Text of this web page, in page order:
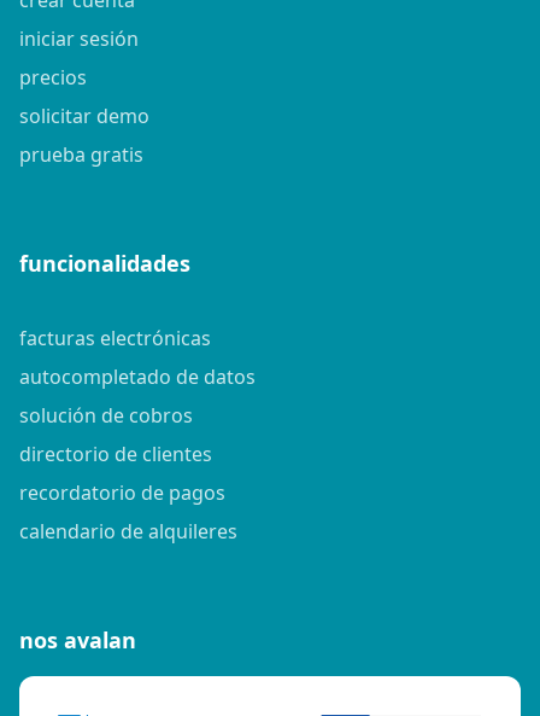
iniciar sesión
precios
solicitar demo
prueba gratis
funcionalidades
facturas electrónicas
autocompletado de datos
solución de cobros
directorio de clientes
recordatorio de pagos
calendario de alquileres
nos avalan